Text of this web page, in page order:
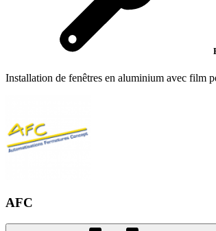
Installation de fenêtres en aluminium avec film
AFC